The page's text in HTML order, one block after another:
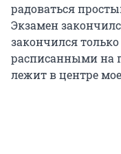
радоваться
Экзамен
закончился
расписанными на
лежит в центре